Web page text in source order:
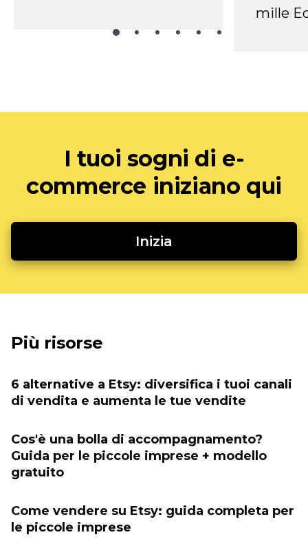
mille
I tuoi sogni di e-
commerce iniziano qui
Inizia
Più risorse
6 alternative a Etsy: diversifica i tuoi canali
di vendita e aumenta le tue vendite
Cos'è una bolla di accompagnamento?
Guida per le piccole imprese + modello
gratuito
Come vendere su Etsy: guida completa per
le piccole imprese